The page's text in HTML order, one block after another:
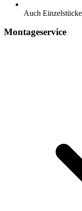
Auch Einzelstücke
Montageservice